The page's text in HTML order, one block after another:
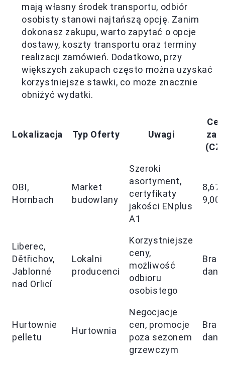
mają własny środek transportu, odbiór
osobisty stanowi najtańszą opcję. Zanim
dokonasz zakupu, warto zapytać o opcje
dostawy, koszty transportu oraz terminy
realizacji zamówień. Dodatkowo, przy
większych zakupach często można uzyskać
korzystniejsze stawki, co może znacznie
obniżyć wydatki.
Lokalizacja Typ Oferty Uwagi
za
OBI,
Hornbach
Market
budowlany
Szeroki
asortyment,
certyfikaty
jakości ENplus
A1
8,67
9,00
Liberec,
Dětřichov,
Jablonné
nad Orlicí
Lokalni
producenci
Korzystniejsze
ceny,
możliwość
odbioru
osobistego
Brak
Hurtownie
pelletu
Hurtownia
Negocjacje
cen, promocje
poza sezonem
grzewczym
Brak